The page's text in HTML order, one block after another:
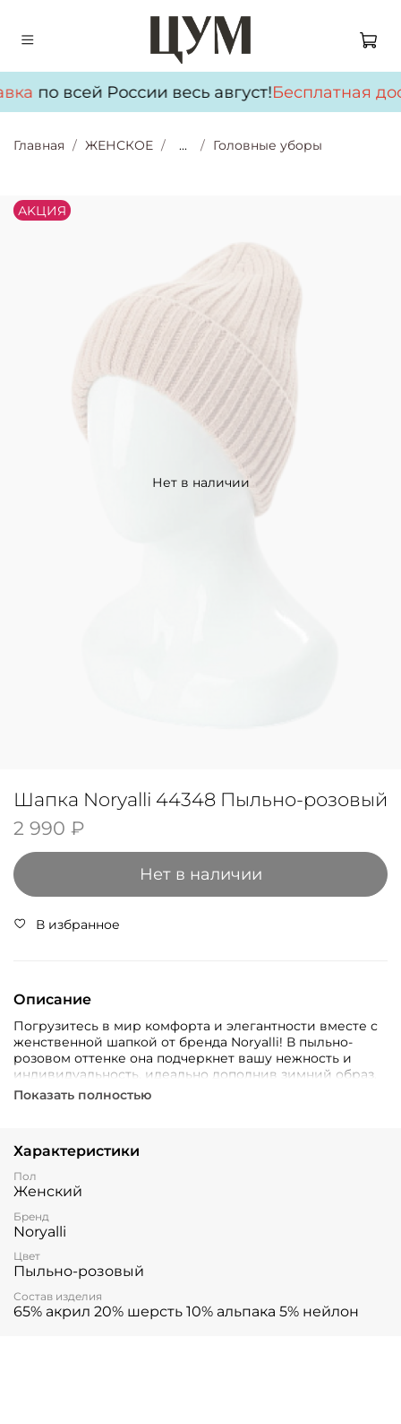
по всей России весь август!Бесплатная
Главная ЖЕНСКОЕ ... Головные уборы
Нет в наличии
АKЦИЯ
Шапка Noryalli 44348 Пыльно-розовый
2 990 ₽
Нет в наличии
В избранное
Описание
Погрузитесь в мир комфорта и элегантности вместе с
женственной шапкой от бренда Noryalli! В пыльно-
розовом оттенке она подчеркнет вашу нежность и
индивидуальность, идеально дополнив зимний образ.
Преимущество данного аксессуара – это сочетание
Показать полностью
Характеристики
Пол
Женский
Бренд
Noryalli
Цвет
Пыльно-розовый
Состав изделия
65% акрил 20% шерсть 10% альпака 5% нейлон